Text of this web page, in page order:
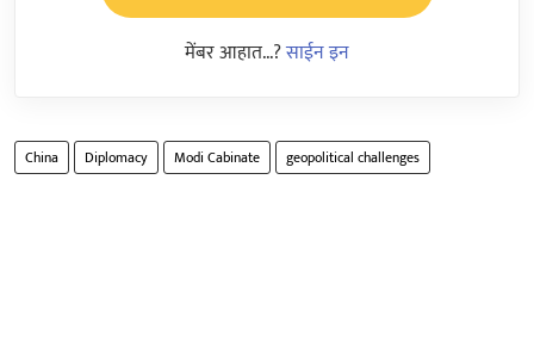
मेंबर आहात...?साईन इन
China Diplomacy Modi Cabinate geopolitical challenges